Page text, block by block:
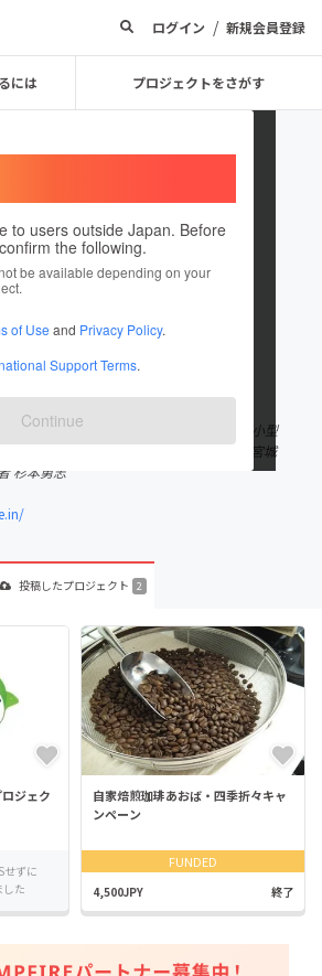
ログイン / 新規会員登録
には プロジェクトをさがす
to users outside Japan. Before
the following.
be available depending on your
of Use and Privacy Policy.
Support Terms.
Continue
coffee_aoba
ジェクトを投稿しています
宮城県
宮城県
格で！ 「おいしい」をもっと広めたい！ 小型
焙煎しております。 焙煎所 宮城県仙台市宮城
杉本勇志
投稿したプロジェクト 2
ジェク
せずに
た
自家焙煎珈琲あおば・四季折々キャ
ンペーン
FUNDED
4,500JPY 終了